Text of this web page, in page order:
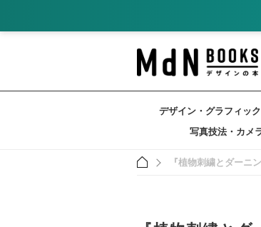
デザイン・グラフィック
写真技法・カメ
『植物刺繍とダー